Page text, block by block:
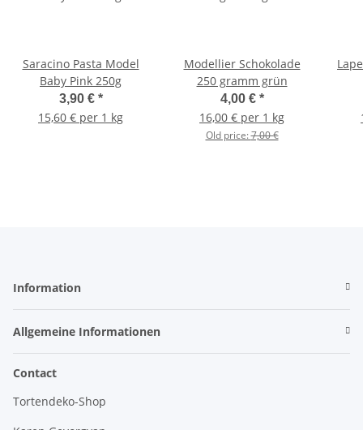
Saracino Pasta Model
Baby Pink 250g
3,90 € *
15,60 € per 1 kg
Modellier Schokolade
250 gramm grün
4,00 € *
16,00 € per 1 kg
Old price:7,00 €
Information
Allgemeine Informationen
Contact
Tortendeko-Shop